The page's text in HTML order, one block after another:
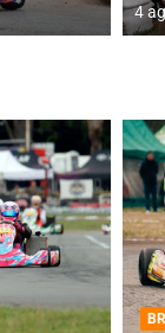
4
COBERTURA
08/09-AGO